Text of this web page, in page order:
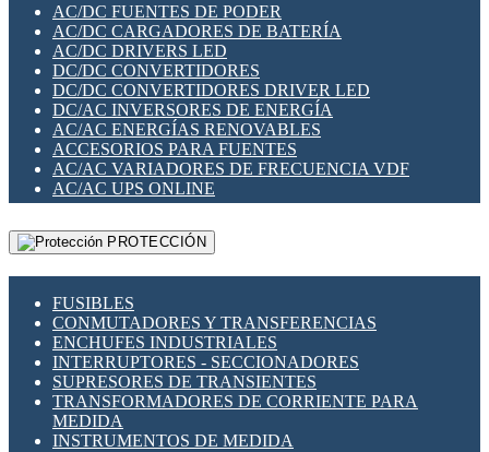
SWITCH Y MICROSWITCH
TARJETAS PI
UNIÓN Y DERIVACIÓN DE CABLE
PLACAS MODULARES IOT
SWITCHES Y REDES WIFI
SOLUCIONES IOT
SOLUCIONES LORAWAN
SOLUCIONES RED CELULAR
SEGURIDAD PARA REDES
SWITCHES LAN
TELEFONÍA IP (VOIP)
VIGILANCIA IP (CCTV)
MESHTASTIC
AC/DC FUENTES DE PODER
AC/DC CARGADORES DE BATERÍA
AC/DC DRIVERS LED
DC/DC CONVERTIDORES
DC/DC CONVERTIDORES DRIVER LED
DC/AC INVERSORES DE ENERGÍA
AC/AC ENERGÍAS RENOVABLES
ACCESORIOS PARA FUENTES
AC/AC VARIADORES DE FRECUENCIA VDF
AC/AC UPS ONLINE
PROTECCIÓN
FUSIBLES
CONMUTADORES Y TRANSFERENCIAS
ENCHUFES INDUSTRIALES
INTERRUPTORES - SECCIONADORES
SUPRESORES DE TRANSIENTES
TRANSFORMADORES DE CORRIENTE PARA
MEDIDA
INSTRUMENTOS DE MEDIDA